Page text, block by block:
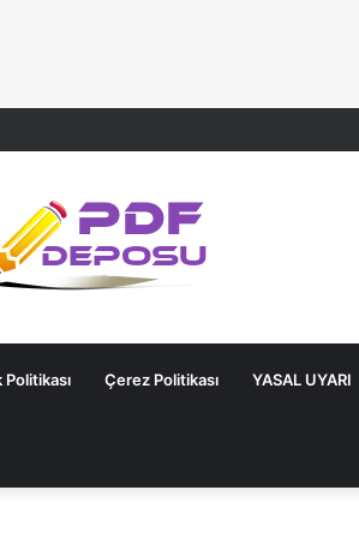
Politikası Çerez Politikası YASAL UYARI